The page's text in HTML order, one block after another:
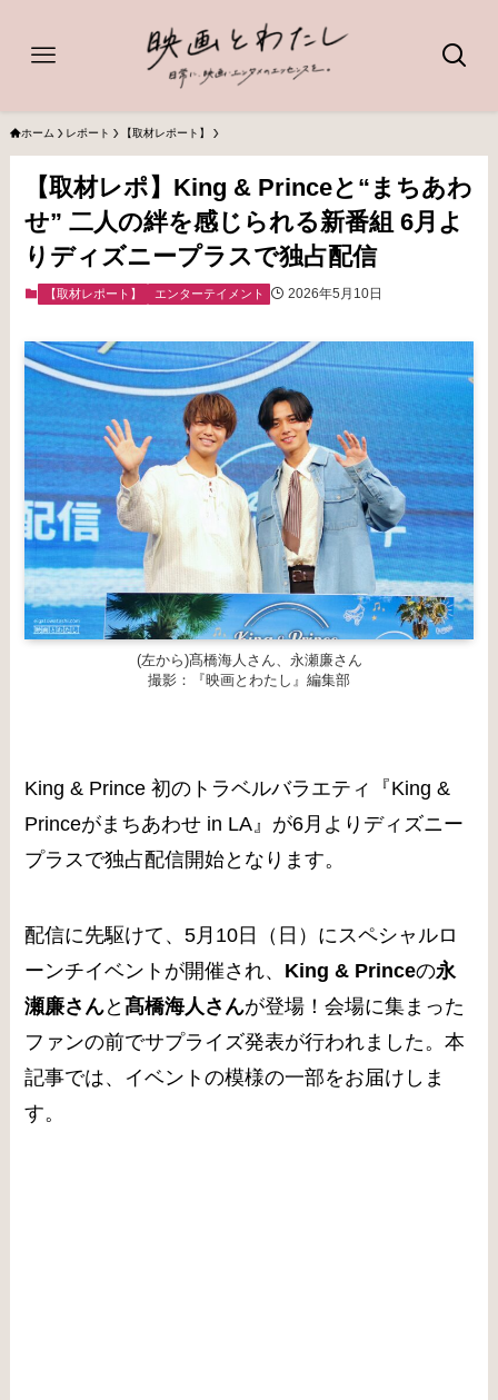
ホーム レポート 【取材レポート】
【取材レポ】King & Princeと“まちあわ
せ” 二人の絆を感じられる新番組 6月よ
りディズニープラスで独占配信
【取材レポート】 エンターテイメント 2026年5月10日
(左から)髙橋海人さん、永瀬廉さん
撮影：『映画とわたし』編集部
King & Prince 初のトラベルバラエティ『King &
Princeがまちあわせ in LA』が6月よりディズニー
プラスで独占配信開始となります。
配信に先駆けて、5月10日（日）にスペシャルロ
ーンチイベントが開催され、 King & Princeの永
瀬廉さんと髙橋海人さんが登場！会場に集まった
ファンの前でサプライズ発表が行われました。本
記事では、イベントの模様の一部をお届けしま
す。